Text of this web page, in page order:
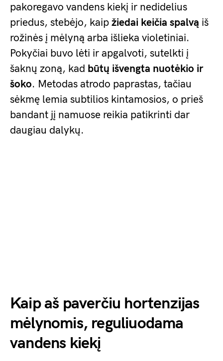
pakoregavo vandens kiekį ir nedidelius
priedus, stebėjo, kaip žiedai keičia spalvą iš
rožinės į mėlyną arba išlieka violetiniai.
Pokyčiai buvo lėti ir apgalvoti, sutelkti į
šaknų zoną, kad būtų išvengta nuotėkio ir
šoko. Metodas atrodo paprastas, tačiau
sėkmę lemia subtilios kintamosios, o prieš
bandant jį namuose reikia patikrinti dar
daugiau dalykų.
Kaip aš paverčiu hortenzijas
mėlynomis, reguliuodama
vandens kiekį